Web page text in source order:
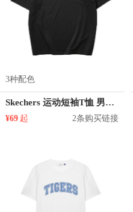
3种配色
Skechers 运动短袖T恤 男女同款 L221U098
¥69 起 2条购买链接